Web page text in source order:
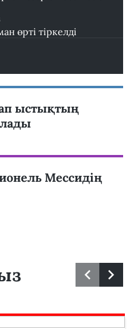
өрті тіркелді
ыстықтың
Мессидің